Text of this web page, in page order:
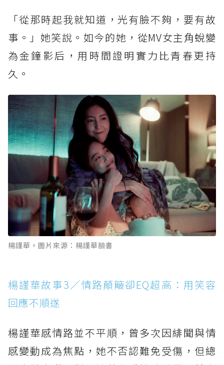
「從那時起我就知道，光有臉不夠，要有故
事。」她笑說。如今的她，從MV女主角蛻變
為金鐘影后，用時間證明實力比青春更持
久。
楊謹華。圖片來源：楊謹華臉書
楊謹華故事3／情路顛簸卻EQ超高：用笑容
回應不順遂
楊謹華感情路並不平順，曾多次因緋聞與情
感變動成為焦點，她不否認難免受傷，但總